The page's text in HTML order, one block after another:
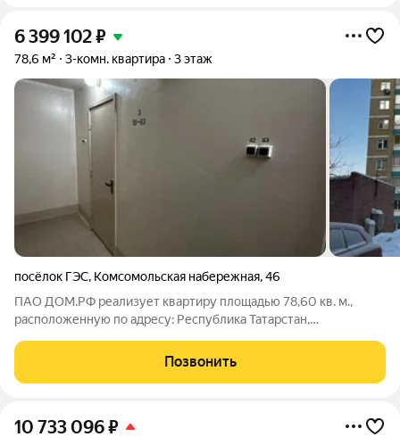
6 399 102₽
78,6 м² 3-комн. квартира 3 этаж
посёлок ГЭС, Комсомольская набережная,46
ПАО ДОМ.РФ реализует квартиру площадью 78,60 кв. м.,
расположенную по адресу: Республика Татарстан,
объекте: Один собственник (юридическое лицо). Кадастровый
номер объекта недвижимости:
Позвонить
10 733 096₽